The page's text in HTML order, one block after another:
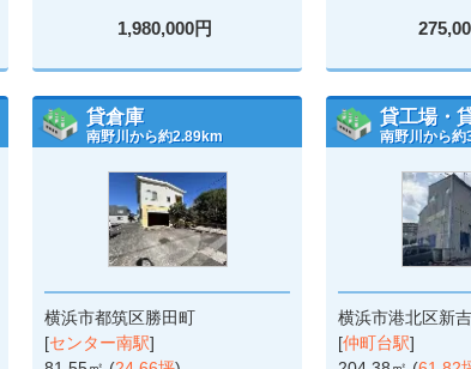
1,980,000円
貸倉庫
南野川から約2.89km
横浜市都筑区勝田町
[センター南駅]
貸工場・
南野川から
横浜市港北区新
[仲町台駅]